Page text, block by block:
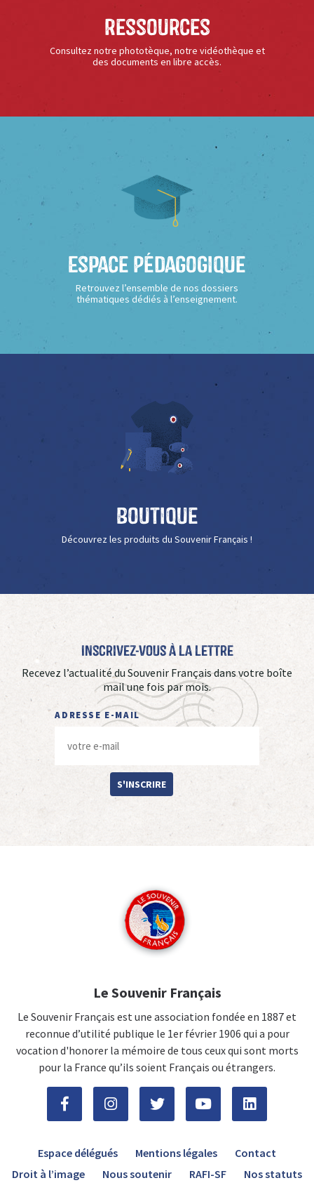
Ressources
Consultez notre phototèque, notre vidéothèque et
des documents en libre accès.
Espace Pédagogique
Retrouvez l’ensemble de nos dossiers
thématiques dédiés à l’enseignement.
Boutique
Découvrez les produits du Souvenir Français !
Inscrivez-vous à La Lettre
Recevez l’actualité du Souvenir Français dans votre boîte
mail une fois par mois.
ADRESSE E-MAIL
S'INSCRIRE
Le Souvenir Français
Le Souvenir Français est une association fondée en 1887 et
reconnue d’utilité publique le 1er février 1906 qui a pour
vocation d'honorer la mémoire de tous ceux qui sont morts
pour la France qu’ils soient Français ou étrangers.
Espace délégués Mentions légales
Contact
Droit à l’image
Nous soutenir RAFI-SF Nos statuts